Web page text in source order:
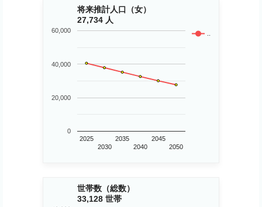
将来推計人口（女）
27,734 人
..
2025
2030
2035
2040
2045
2050
0
20,000
40,000
60,000
世帯数（総数）
33,128 世帯